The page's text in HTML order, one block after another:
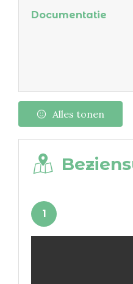
Documentatie
Alles tonen
1
A
B
2
C
3
D
E
4
F
G
H